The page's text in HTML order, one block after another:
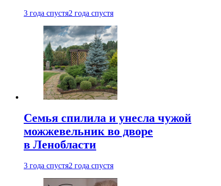
3 года спустя2 года спустя
Семья спилила и унесла чужой
можжевельник во дворе
в Ленобласти
3 года спустя2 года спустя